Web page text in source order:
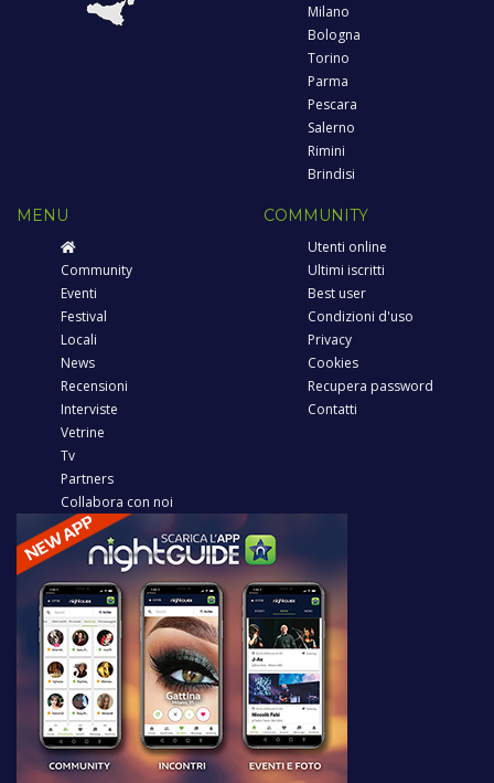
Milano
Bologna
Torino
Parma
Pescara
Salerno
Rimini
Brindisi
MENU
Community
Eventi
Festival
Locali
News
Recensioni
Interviste
Vetrine
Tv
Partners
Collabora con noi
COMMUNITY
Utenti online
Ultimi iscritti
Best user
Condizioni d'uso
Privacy
Cookies
Recupera password
Contatti